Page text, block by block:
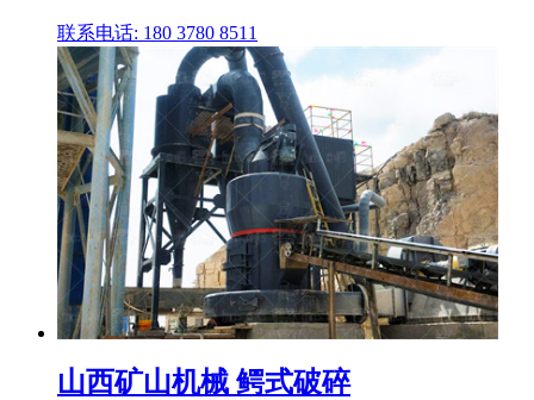
联系电话: 180 3780 8511
山西矿山机械 鳄式破碎